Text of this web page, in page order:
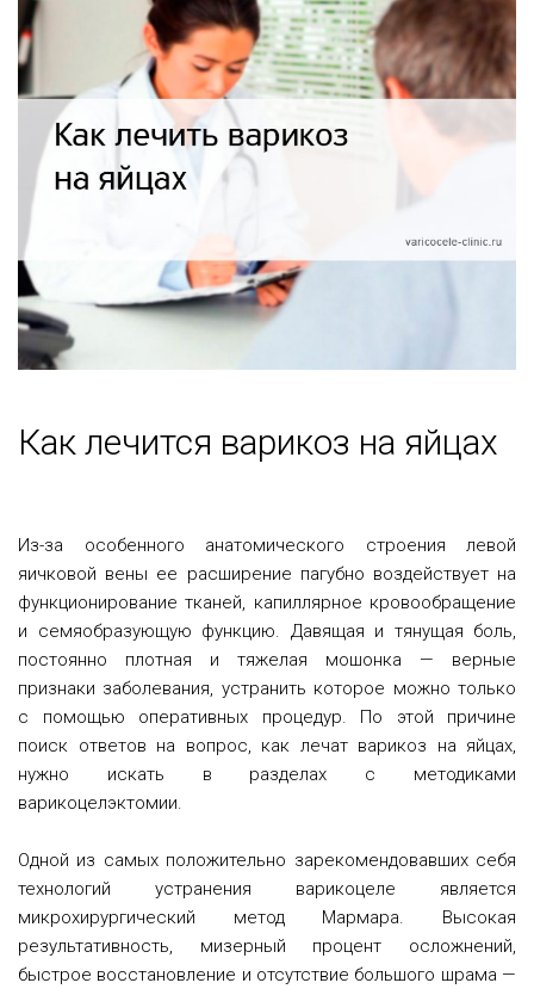
Как лечится варикоз на яйцах
Из-за особенного анатомического строения левой
яичковой вены ее расширение пагубно воздействует на
функционирование тканей, капиллярное кровообращение
и семяобразующую функцию. Давящая и тянущая боль,
постоянно плотная и тяжелая мошонка — верные
признаки заболевания, устранить которое можно только
с помощью оперативных процедур. По этой причине
поиск ответов на вопрос, как лечат варикоз на яйцах,
нужно искать в разделах с методиками
варикоцелэктомии.
Одной из самых положительно зарекомендовавших себя
технологий устранения варикоцеле является
микрохирургический метод Мармара. Высокая
результативность, мизерный процент осложнений,
быстрое восстановление и отсутствие большого шрама —